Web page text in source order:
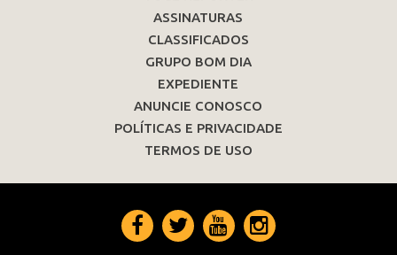
ASSINATURAS
CLASSIFICADOS
GRUPO BOM DIA
EXPEDIENTE
ANUNCIE CONOSCO
POLÍTICAS E PRIVACIDADE
TERMOS DE USO